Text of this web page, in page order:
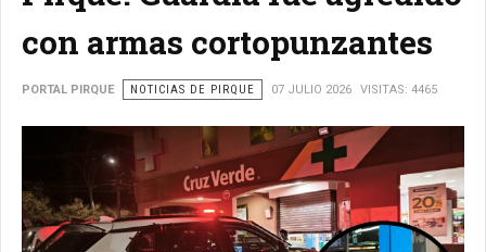
con armas cortopunzantes
PORTAL PIRQUE NOTICIAS DE PIRQUE 07 JULIO 2026 VISITAS: 4465